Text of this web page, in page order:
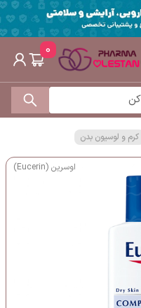
0
کرم و لوسیون بدن
اوسرین (Eucerin)